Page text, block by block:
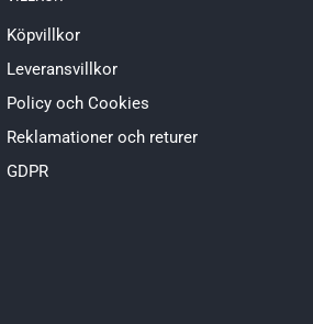
Köpvillkor
Leveransvillkor
Policy och Cookies
Reklamationer och returer
GDPR